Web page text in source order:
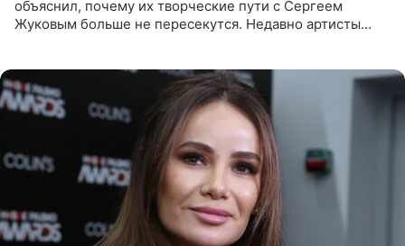
объяснил, почему их творческие пути с Сергеем
Жуковым больше не пересекутся. Недавно артисты